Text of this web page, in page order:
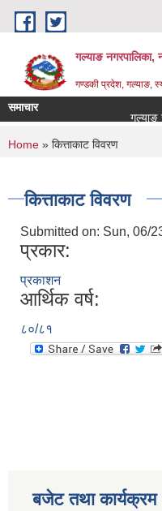
Skip to main content
गल्याङ नगरपालिका,
गण्डकी प्रदेश, गल्याङ,
समाचार
गल्याङ
You are here
Home » कित्ताकाट विवरण
कित्ताकाट विवरण
Submitted on: Sun, 06/
प्रकार:
प्रकाशन
आर्थिक वर्ष:
८०/८१
बजेट तथा कार्यक्रम